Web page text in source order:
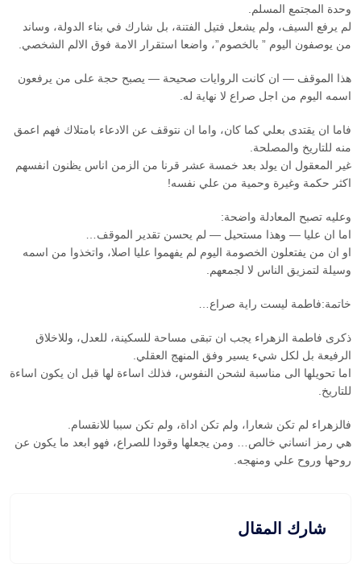
وحدة المجتمع المسلم.
لم يرفع السيف، ولم يشعل فتيل الفتنة، بل شارك في بناء الدولة، وساند
من يوصفون اليوم ” بالخصوم”، واضعا استقرار الامة فوق الالم الشخصي.
هذا الموقف — ان كانت الروايات صحيحة — يصبح حجة على من يرفعون
اسمه اليوم من اجل صراع لا نهاية له.
فاما ان يقتدى بعلي كما كان، واما ان نتوقف عن الادعاء بامتلاك فهم اعمق
منه للتاريخ والمصلحة.
غير المعقول ان يولد بعد خمسة عشر قرنا من الزمن اناس يظنون انفسهم
اكثر حكمة وغيرة وحمية من علي نفسه!
وعليه تصبح المعادلة واضحة:
اما ان عليا — وهذا مستحيل — لم يحسن تقدير الموقف…
او ان من يفتعلون الخصومة اليوم لم يفهموا عليا اصلا، واتخذوا من اسمه
وسيلة لتمزيق الناس لا لجمعهم.
خاتمة:فاطمة ليست راية صراع…
ذكرى فاطمة الزهراء يجب ان تبقى مساحة للسكينة، للعدل، وللاخلاق
الرفيعة بل لكل شيء يسير وفق المنهج العقلي.
اما تحويلها الى مناسبة لشحن النفوس، فذلك اساءة لها قبل ان يكون اساءة
للتاريخ.
فالزهراء لم تكن شعارا، ولم تكن اداة، ولم تكن سببا للانقسام.
هي رمز انساني خالص… ومن يجعلها وقودا للصراع، فهو ابعد ما يكون عن
روحها وروح علي ومنهجه.
شارك المقال